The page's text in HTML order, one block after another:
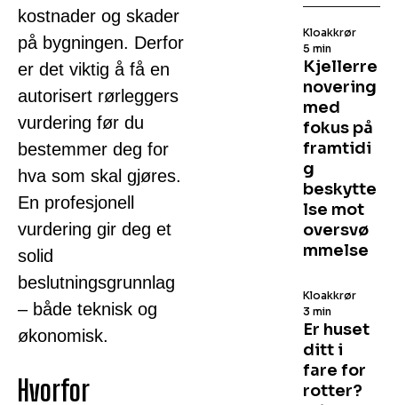
kostnader og skader
på bygningen. Derfor
er det viktig å få en
autorisert rørleggers
vurdering før du
bestemmer deg for
hva som skal gjøres.
En profesjonell
vurdering gir deg et
solid
beslutningsgrunnlag
– både teknisk og
økonomisk.
Hvorfor
Kjellerre
novering
med
fokus på
framtidi
g
beskytte
lse mot
oversvø
mmelse
Kloakkrør
5 min
Er huset
ditt i
fare for
rotter?
Kloakkrør
3 min